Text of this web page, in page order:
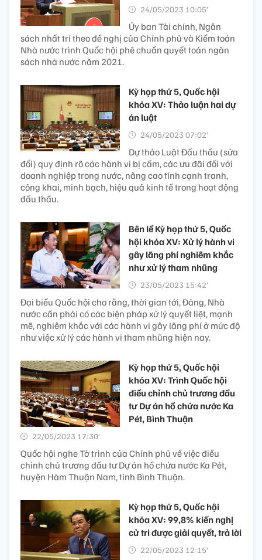
24/05/2023 10:05’
Ủy ban Tài chính, Ngân
sách nhất trí theo đề nghị của Chính phủ và Kiểm toán
Nhà nước trình Quốc hội phê chuẩn quyết toán ngân
sách nhà nước năm 2021.
Kỳ họp thứ 5, Quốc hội
khóa XV: Thảo luận hai dự
án luật
24/05/2023 07:02’
Dự thảo Luật Đấu thầu (sửa
đổi) quy định rõ các hành vi bị cấm, các ưu đãi đối với
doanh nghiệp trong nước, nâng cao tính cạnh tranh,
công khai, minh bạch, hiệu quả kinh tế trong hoạt động
đấu thầu.
Bên lề Kỳ họp thứ 5, Quốc
hội khóa XV: Xử lý hành vi
gây lãng phí nghiêm khắc
như xử lý tham nhũng
23/05/2023 15:42’
Đại biểu Quốc hội cho rằng, thời gian tới, Đảng, Nhà
nước cần phải có các biện pháp xử lý quyết liệt, mạnh
mẽ, nghiêm khắc với các hành vi gây lãng phí ở mức độ
như việc xử lý các hành vi tham nhũng hiện nay.
Kỳ họp thứ 5, Quốc hội
khóa XV: Trình Quốc hội
điều chỉnh chủ trương đầu
tư Dự án hồ chứa nước Ka
Pét, Bình Thuận
22/05/2023 17:30’
Quốc hội nghe Tờ trình của Chính phủ về việc điều
chỉnh chủ trương đầu tư Dự án hồ chứa nước Ka Pét,
huyện Hàm Thuận Nam, tỉnh Bình Thuận.
Kỳ họp thứ 5, Quốc hội
khóa XV: 99,8% kiến nghị
cử tri được giải quyết, trả lời
22/05/2023 12:15’